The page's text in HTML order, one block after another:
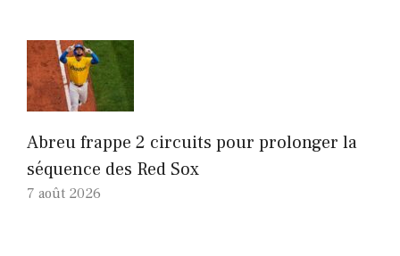
Abreu frappe 2 circuits pour prolonger la
séquence des Red Sox
7 août 2026